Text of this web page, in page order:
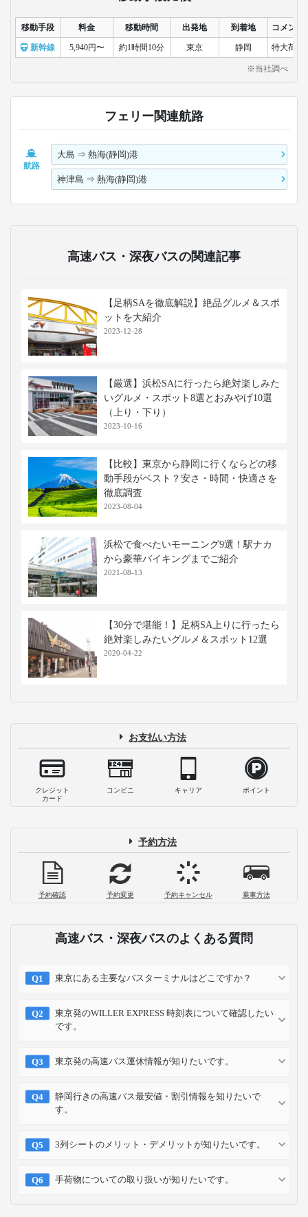
移動手段 料金 移動時間 出発地 到着地 コメント
新幹線 5,940円〜 約1時間10分 東京 静岡 特大荷物
※当社調べ
フェリー関連航路
航路
大島 ⇒熱海(静岡)港
神津島 ⇒熱海(静岡)港
高速バス・深夜バスの関連記事
【足柄SAを徹底解説】絶品グルメ＆スポ
ットを大紹介
2023-12-28
【厳選】浜松SAに行ったら絶対楽しみた
いグルメ・スポット8選とおみやげ10選
（上り・下り）
2023-10-16
【比較】東京から静岡に行くならどの移
動手段がベスト？安さ・時間・快適さを
徹底調査
2023-08-04
浜松で食べたいモーニング9選！駅ナカ
から豪華バイキングまでご紹介
2021-08-13
【30分で堪能！】足柄SA上りに行ったら
絶対楽しみたいグルメ＆スポット12選
2020-04-22
お支払い方法
クレジット
カード
コンビニ キャリア ポイント
予約方法
予約確認 予約変更 予約キャンセル 乗車方法
高速バス・深夜バスのよくある質問
東京にある主要なバスターミナルはどこですか？
東京発のWILLER EXPRESS 時刻表について確認したい
です。
東京発の高速バス運休情報が知りたいです。
静岡行きの高速バス最安値・割引情報を知りたいで
す。
3列シートのメリット・デメリットが知りたいです。
手荷物についての取り扱いが知りたいです。